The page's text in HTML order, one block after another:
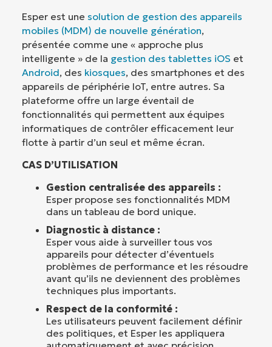
Esper est une solution de gestion des appareils
mobiles (MDM) de nouvelle génération,
présentée comme une « approche plus
intelligente » de la gestion des tablettes iOS et
Android, des kiosques, des smartphones et des
appareils de périphérie IoT, entre autres. Sa
plateforme offre un large éventail de
fonctionnalités qui permettent aux équipes
informatiques de contrôler efficacement leur
flotte à partir d’un seul et même écran.
CAS D’UTILISATION
Gestion centralisée des appareils :
Esper propose ses fonctionnalités MDM
dans un tableau de bord unique.
Diagnostic à distance :
Esper vous aide à surveiller tous vos
appareils pour détecter d’éventuels
problèmes de performance et les résoudre
avant qu’ils ne deviennent des problèmes
techniques plus importants.
Respect de la conformité :
Les utilisateurs peuvent facilement définir
des politiques, et Esper les appliquera